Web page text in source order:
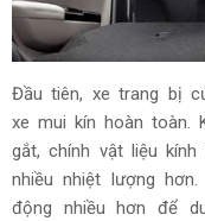
Đầu tiên, xe trang bị
xe mui kín hoàn toàn.
gắt, chính vật liệu
nhiều nhiệt lượng
động nhiều hơn để